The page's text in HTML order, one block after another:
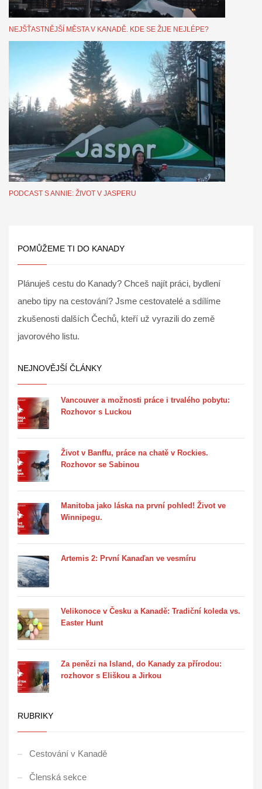
NEJŠŤASTNĚJŠÍ MĚSTA V KANADĚ. KDE SE ŽIJE NEJLÉPE?
PODCAST S ANNIE: ŽIVOT V JASPERU
POMŮŽEME TI DO KANADY
Plánuješ cestu do Kanady? Chceš najít práci, bydlení
anebo tipy na cestování? Jsme cestovatelé a sdílíme
zkušenosti dalších Čechů, kteří už vyrazili do země
javorového listu.
NEJNOVĚJŠÍ ČLÁNKY
Vancouver a možnosti práce i trvalého pobytu:
Rozhovor s Luckou
Život v Banffu, práce na chatě v Rockies.
Rozhovor se Sabinou
Manitoba jako láska na první pohled! Život ve
Winnipegu.
Artemis 2: První Kanaďan ve vesmíru
Velikonoce v Česku a Kanadě: Tradiční koleda vs.
Easter Hunt
Za penězi na Island, do Kanady za přírodou:
rozhovor s Eliškou a Jirkou
RUBRIKY
Cestování v Kanadě
Členská sekce